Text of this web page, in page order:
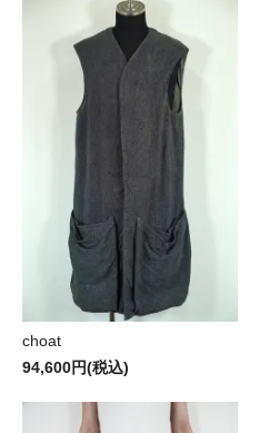
choat
94,600円(税込)